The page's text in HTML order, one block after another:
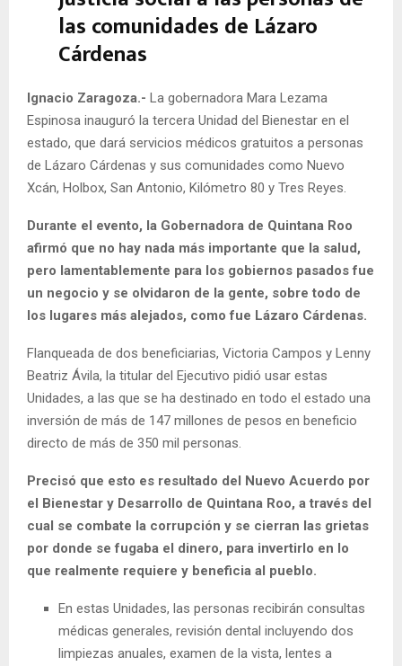
las comunidades de Lázaro
Cárdenas
Ignacio Zaragoza.- La gobernadora Mara Lezama
Espinosa inauguró la tercera Unidad del Bienestar en el
estado, que dará servicios médicos gratuitos a personas
de Lázaro Cárdenas y sus comunidades como Nuevo
Xcán, Holbox, San Antonio, Kilómetro 80 y Tres Reyes.
Durante el evento, la Gobernadora de Quintana Roo
afirmó que no hay nada más importante que la salud,
pero lamentablemente para los gobiernos pasados fue
un negocio y se olvidaron de la gente, sobre todo de
los lugares más alejados, como fue Lázaro Cárdenas.
Flanqueada de dos beneficiarias, Victoria Campos y Lenny
Beatriz Ávila, la titular del Ejecutivo pidió usar estas
Unidades, a las que se ha destinado en todo el estado una
inversión de más de 147 millones de pesos en beneficio
directo de más de 350 mil personas.
Precisó que esto es resultado del Nuevo Acuerdo por
el Bienestar y Desarrollo de Quintana Roo, a través del
cual se combate la corrupción y se cierran las grietas
por donde se fugaba el dinero, para invertirlo en lo
que realmente requiere y beneficia al pueblo.
En estas Unidades, las personas recibirán consultas
médicas generales, revisión dental incluyendo dos
limpiezas anuales, examen de la vista, lentes a